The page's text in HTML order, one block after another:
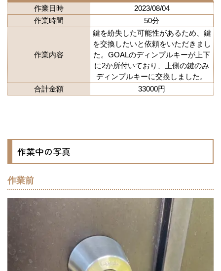
作業日時
2023/08/04
作業時間
50分
作業内容
鍵を紛失した可能性があるため、鍵
を交換したいと依頼をいただきまし
た。GOALのディンプルキーが上下
に2か所付いており、上側の鍵のみ
ディンプルキーに交換しました。
合計金額
33000円
作業中の写真
作業前